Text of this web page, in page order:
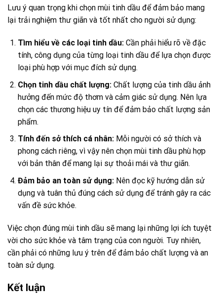
Lưu ý quan trọng khi chọn mùi tinh dầu để đảm bảo mang
lại trải nghiệm thư giãn và tốt nhất cho người sử dụng:
Tìm hiểu về các loại tinh dầu:Cần phải hiểu rõ về đặc
tính, công dụng của từng loại tinh dầu để lựa chọn được
loại phù hợp với mục đích sử dụng.
Chọn tinh dầu chất lượng:Chất lượng của tinh dầu ảnh
hưởng đến mức độ thơm và cảm giác sử dụng. Nên lựa
chọn các thương hiệu uy tín để đảm bảo chất lượng sản
phẩm.
Tính đến sở thích cá nhân:Mỗi người có sở thích và
phong cách riêng, vì vậy nên chọn mùi tinh dầu phù hợp
với bản thân để mang lại sự thoải mái và thư giãn.
Đảm bảo an toàn sử dụng:Nên đọc kỹ hướng dẫn sử
dụng và tuân thủ đúng cách sử dụng để tránh gây ra các
vấn đề sức khỏe.
Việc chọn đúng mùi tinh dầu sẽ mang lại những lợi ích tuyệt
vời cho sức khỏe và tâm trạng của con người. Tuy nhiên,
cần phải có những lưu ý trên để đảm bảo chất lượng và an
toàn sử dụng.
Kết luận